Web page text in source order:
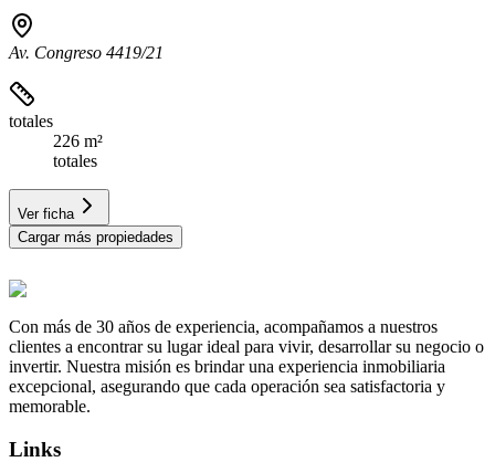
Av. Congreso 4419/21
totales
226 m²
totales
Ver ficha
Cargar más propiedades
Con más de 30 años de experiencia, acompañamos a nuestros
clientes a encontrar su lugar ideal para vivir, desarrollar su negocio o
invertir. Nuestra misión es brindar una experiencia inmobiliaria
excepcional, asegurando que cada operación sea satisfactoria y
memorable.
Links